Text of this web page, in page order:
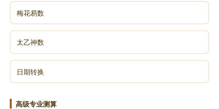
梅花易数
太乙神数
日期转换
高级专业测算